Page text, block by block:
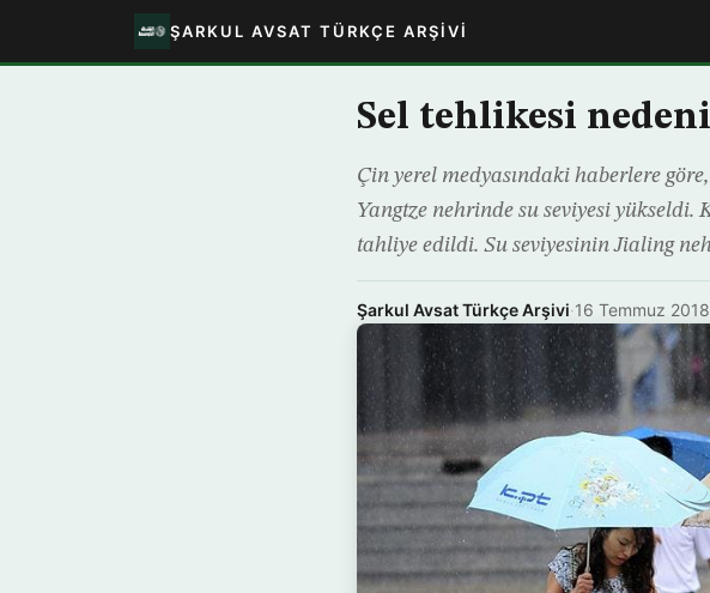
ŞARKUL AVSAT TÜRKÇE ARŞIVI
Sel tehlikesi
Çin yerel medyasındaki haberlere
Yangtze nehrinde su seviyesi yükseldi.
tahliye edildi. Su seviyesinin Jialing
Şarkul Avsat Türkçe Arşivi·16 Temmuz 2018